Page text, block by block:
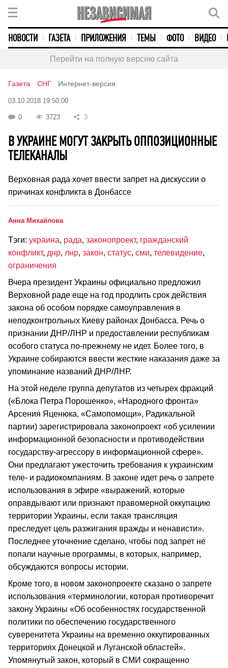
НОВОСТИ ГАЗЕТА ПРИЛОЖЕНИЯ ТЕМЫ ФОТО ВИДЕО
Перейти на полную версию сайта
Газета СНГ Интернет-версия
03.10.2018 19:50:00
0 3723 3
В УКРАИНЕ МОГУТ ЗАКРЫТЬ ОППОЗИЦИОННЫЕ
ТЕЛЕКАНАЛЫ
Верховная рада хочет ввести запрет на дискуссии о
причинах конфликта в Донбассе
Анна Михайлова
Тэги: украина, рада, законопроект, гражданский
конфликт, днр, лнр, закон, статус, сми, телевидение,
ограничения
Вчера президент Украины официально предложил
Верховной раде еще на год продлить срок действия
закона об особом порядке самоуправления в
неподконтрольных Киеву районах Донбасса. Речь о
признании ДНР/ЛНР и предоставлении республикам
особого статуса по-прежнему не идет. Более того, в
Украине собираются ввести жесткие наказания даже за
упоминание названий ДНР/ЛНР.
На этой неделе группа депутатов из четырех фракций
(«Блока Петра Порошенко», «Народного фронта»
Арсения Яценюка, «Самопомощи», Радикальной
партии) зарегистрировала законопроект «об усилении
информационной безопасности и противодействии
государству-агрессору в информационной сфере».
Они предлагают ужесточить требования к украинским
теле- и радиокомпаниям. В законе идет речь о запрете
использования в эфире «выражений, которые
оправдывают или признают правомерной оккупацию
территории Украины, если такая трансляция
преследует цель разжигания вражды и ненависти».
Последнее уточнение сделано, чтобы под запрет не
попали научные программы, в которых, например,
обсуждаются вопросы истории.
Кроме того, в новом законопроекте сказано о запрете
использования «терминологии, которая противоречит
закону Украины «Об особенностях государственной
политики по обеспечению государственного
суверенитета Украины на временно оккупированных
территориях Донецкой и Луганской областей».
Упомянутый закон, который в СМИ сокращенно